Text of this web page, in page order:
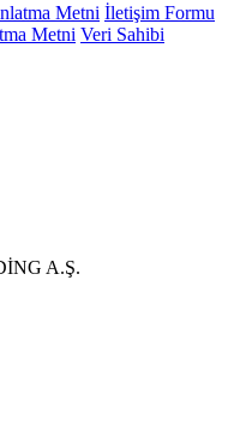
Metni İletişim Formu
Metni Veri Sahibi
A.Ş.